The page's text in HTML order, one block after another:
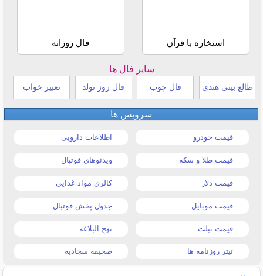
استخاره با قرآن فال روزانه
سایر فال ها
طالع بینی هندی فال چوب فال روز تولد تعبیر خواب
سرویس ها
قیمت خودرو اطلاعات دارویی
قیمت طلا و سکه ویدئوهای فوتبال
قیمت دلار کالری مواد غذایی
قیمت موبایل جدول پخش فوتبال
قیمت تبلت نهج البلاغه
تیتر روزنامه ها صحیفه سجادیه